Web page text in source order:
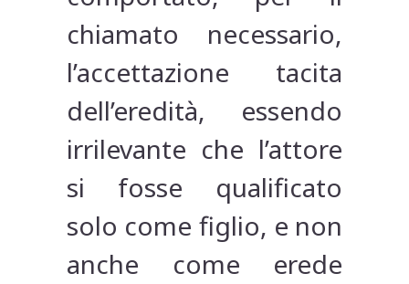
chiamato necessario,
l’accettazione tacita
dell’eredità, essendo
irrilevante che l’attore
si fosse qualificato
solo come figlio, e non
anche come erede